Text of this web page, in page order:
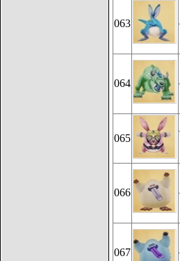
063
064
065
066
067